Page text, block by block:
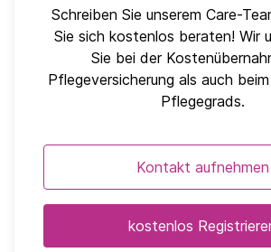
Schreiben Sie unserem Care-
Sie sich kostenlos beraten! Wir
Sie bei der
Pflegeversicherung als auch
Pflegegrads.
Kontakt aufnehmen
kostenlos